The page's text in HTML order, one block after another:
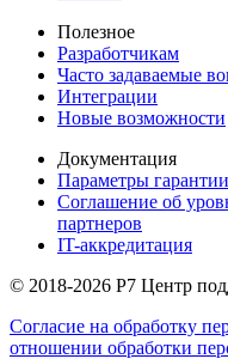
Полезное
Разработчикам
Часто задаваемые
Интеграции
Новые возможности
Документация
Параметры
Соглашение об
партнеров
IT-аккредитация
© 2018-2026 Р7 Центр
Согласие на обработку
отношении обработки